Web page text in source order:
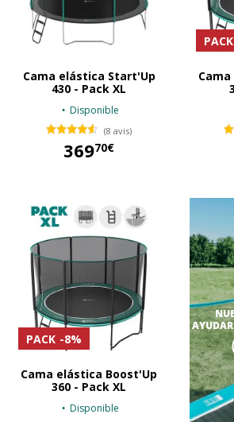
Cama elástica Start'Up
430 - Pack XL
Disponible
(8 avis)
36970€
PACK
PACK -8%
Cama elástica Boost'Up
360 - Pack XL
Disponible